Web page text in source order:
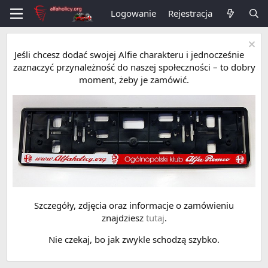
Logowanie Rejestracja
Jeśli chcesz dodać swojej Alfie charakteru i jednocześnie
zaznaczyć przynależność do naszej społeczności – to dobry
moment, żeby je zamówić.
Szczegóły, zdjęcia oraz informacje o zamówieniu
znajdziesz tutaj.
Nie czekaj, bo jak zwykle schodzą szybko.